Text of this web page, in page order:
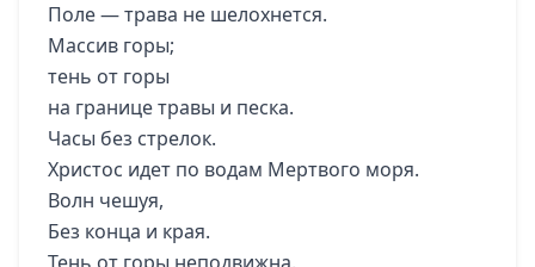
Поле — трава не шелохнется.
Массив горы;
тень от горы
на границе травы и песка.
Часы без стрелок.
Христос идет по водам Мертвого моря.
Волн чешуя,
Без конца и края.